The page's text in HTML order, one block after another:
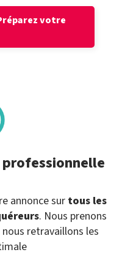
votre
annonce sur tous les
. Nous prenons
retravaillons les